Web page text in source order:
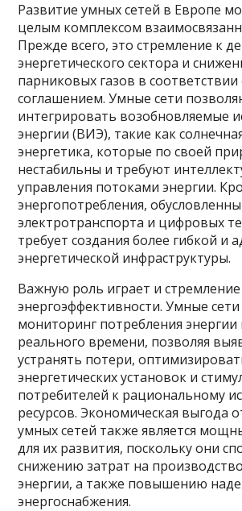
Развитие умных сетей в Европе
целым комплексом
Прежде всего, это стремление к
энергетического сектора и
парниковых газов в
соглашением. Умные сети
интегрировать возобновляемые
энергии (ВИЭ), такие как
энергетика, которые по своей
нестабильны и требуют
управления потоками энергии.
энергопотребления,
электротранспорта и цифровых
требует создания более гибкой и
энергетической инфраструктуры.
Важную роль играет и
энергоэффективности. Умные
мониторинг потребления
реального времени, позволяя
устранять потери,
энергетических установок и
потребителей к рациональному
ресурсов. Экономическая выгода
умных сетей также является
для их развития, поскольку они
снижению затрат на
энергии, а также повышению
энергоснабжения.